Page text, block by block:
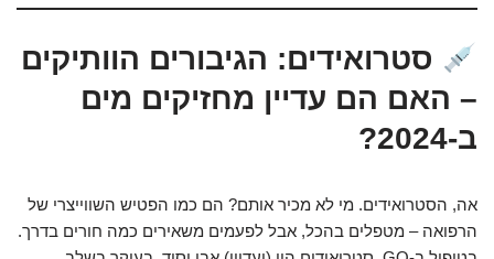
סטרואידים: הגיבורים הוותיקים
– האם הם עדיין מחזיקים מים
ב-2024?
אה, הסטרואידים. מי לא מכיר אותם? הם כמו הפטיש השווייצרי של
הרפואה – מטפלים בהכל, אבל לפעמים משאירים כמה חורים בדרך.